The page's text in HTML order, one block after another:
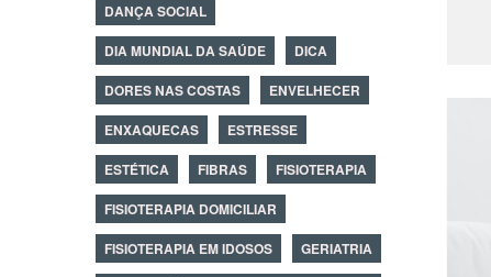
DANÇA SOCIAL
DIA MUNDIAL DA SAÚDE
DICA
DORES NAS COSTAS
ENVELHECER
ENXAQUECAS
ESTRESSE
ESTÉTICA
FIBRAS
FISIOTERAPIA
FISIOTERAPIA DOMICILIAR
FISIOTERAPIA EM IDOSOS
GERIATRIA